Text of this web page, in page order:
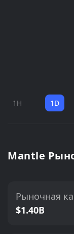
1H 1D
Mantle
Рыночная
$1.40B